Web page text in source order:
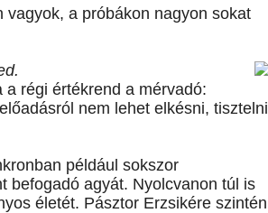
a próbákon nagyon sokat
régi értékrend a mérvadó:
nem lehet elkésni, tisztelni
például sokszor
befogadó agyát. Nyolcvanon túl is
életét. Pásztor Erzsikére szintén